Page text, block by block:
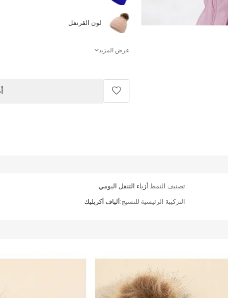
لون القرنفل
عرض المزيد
تصنيف النمط:أزياء التنقل اليومي
التركيبة الرئيسية للنسيج:ألياف أكريليك